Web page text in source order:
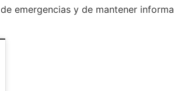
de emergencias y de mantener